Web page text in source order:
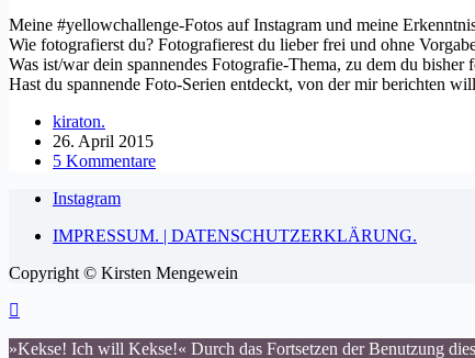
Meine #yellowchallenge-Fotos auf Instagram und meine
Wie fotografierst du? Fotografierest du lieber frei und ohne
Was ist/war dein spannendes Fotografie-Thema, zu dem du
Hast du spannende Foto-Serien entdeckt, von der mir berichten
kiraton.
26. April 2015
5 Kommentare
Instagram
IMPRESSUM. | DATENSCHUTZERKLÄRUNG.
Copyright © Kirsten Mengewein
»Kekse! Ich will Kekse!« Durch das Fortsetzen der Benutzung